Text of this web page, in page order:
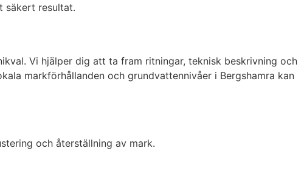
säkert resultat.
Vi hjälper dig att ta fram ritningar, teknisk beskrivning och
markförhållanden och grundvattennivåer i Bergshamra kan
och återställning av mark.